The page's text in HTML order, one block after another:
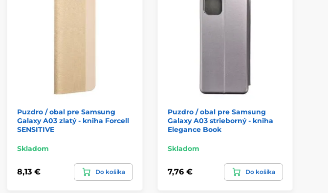
Puzdro / obal pre Samsung
Galaxy A03 zlatý - kniha Forcell
SENSITIVE
Skladom
8,13 € Do košíka
Puzdro / obal pre Samsung
Galaxy A03 strieborný - kniha
Elegance Book
Skladom
7,76 € Do košíka